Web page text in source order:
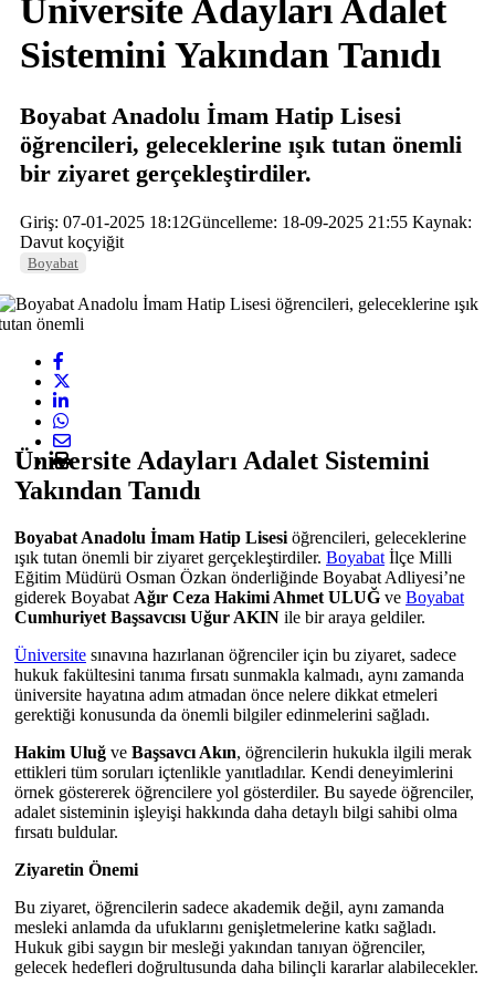
Üniversite Adayları Adalet
Sistemini Yakından Tanıdı
Boyabat Anadolu İmam Hatip Lisesi
öğrencileri, geleceklerine ışık tutan önemli
bir ziyaret gerçekleştirdiler.
Giriş: 07-01-2025 18:12Güncelleme: 18-09-2025 21:55 Kaynak:
Davut koçyiğit
Boyabat
Üniversite Adayları Adalet Sistemini
Yakından Tanıdı
Boyabat Anadolu İmam Hatip Lisesi öğrencileri, geleceklerine
ışık tutan önemli bir ziyaret gerçekleştirdiler. Boyabat İlçe Milli
Eğitim Müdürü Osman Özkan önderliğinde Boyabat Adliyesi’ne
giderek Boyabat Ağır Ceza Hakimi Ahmet ULUĞ ve Boyabat
Cumhuriyet Başsavcısı Uğur AKIN ile bir araya geldiler.
Üniversite sınavına hazırlanan öğrenciler için bu ziyaret, sadece
hukuk fakültesini tanıma fırsatı sunmakla kalmadı, aynı zamanda
üniversite hayatına adım atmadan önce nelere dikkat etmeleri
gerektiği konusunda da önemli bilgiler edinmelerini sağladı.
Hakim Uluğ ve Başsavcı Akın, öğrencilerin hukukla ilgili merak
ettikleri tüm soruları içtenlikle yanıtladılar. Kendi deneyimlerini
örnek göstererek öğrencilere yol gösterdiler. Bu sayede öğrenciler,
adalet sisteminin işleyişi hakkında daha detaylı bilgi sahibi olma
fırsatı buldular.
Ziyaretin Önemi
Bu ziyaret, öğrencilerin sadece akademik değil, aynı zamanda
mesleki anlamda da ufuklarını genişletmelerine katkı sağladı.
Hukuk gibi saygın bir mesleği yakından tanıyan öğrenciler,
gelecek hedefleri doğrultusunda daha bilinçli kararlar alabilecekler.